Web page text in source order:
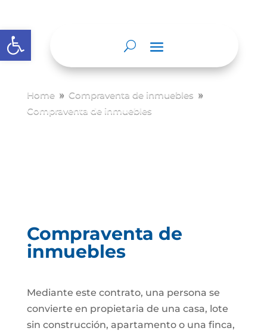
Abrir barra de herramientas
Home 9 Compraventa de inmuebles 9
Compraventa de inmuebles
Compraventa de
inmuebles
Mediante este contrato, una persona se
convierte en propietaria de una casa, lote
sin construcción, apartamento o una finca,